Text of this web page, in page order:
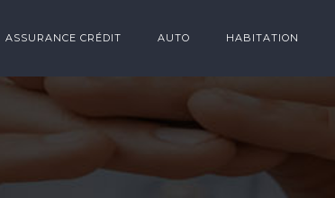
ASSURANCE CRÉDIT AUTO HABITATION